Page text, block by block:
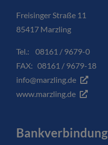
Freisinger Straße 11
85417 Marzling
Tel.: 08161 / 9679-0
FAX: 08161 / 9679-18
info@marzling.de
www.marzling.de
Bankverbindung